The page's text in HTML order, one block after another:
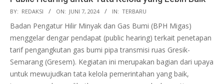
2024-
06-
07
BY: REDAKSI ON: JUNI 7, 2024 IN: TERBARU
Badan Pengatur Hilir Minyak dan Gas Bumi (BPH Migas)
menggelar dengar pendapat (public hearing) terkait penetapan
tarif pengangkutan gas bumi pipa transmisi ruas Gresik-
Semarang (Gresem). Kegiatan ini merupakan bagian dari upaya
untuk mewujudkan tata kelola pemerintahan yang baik,